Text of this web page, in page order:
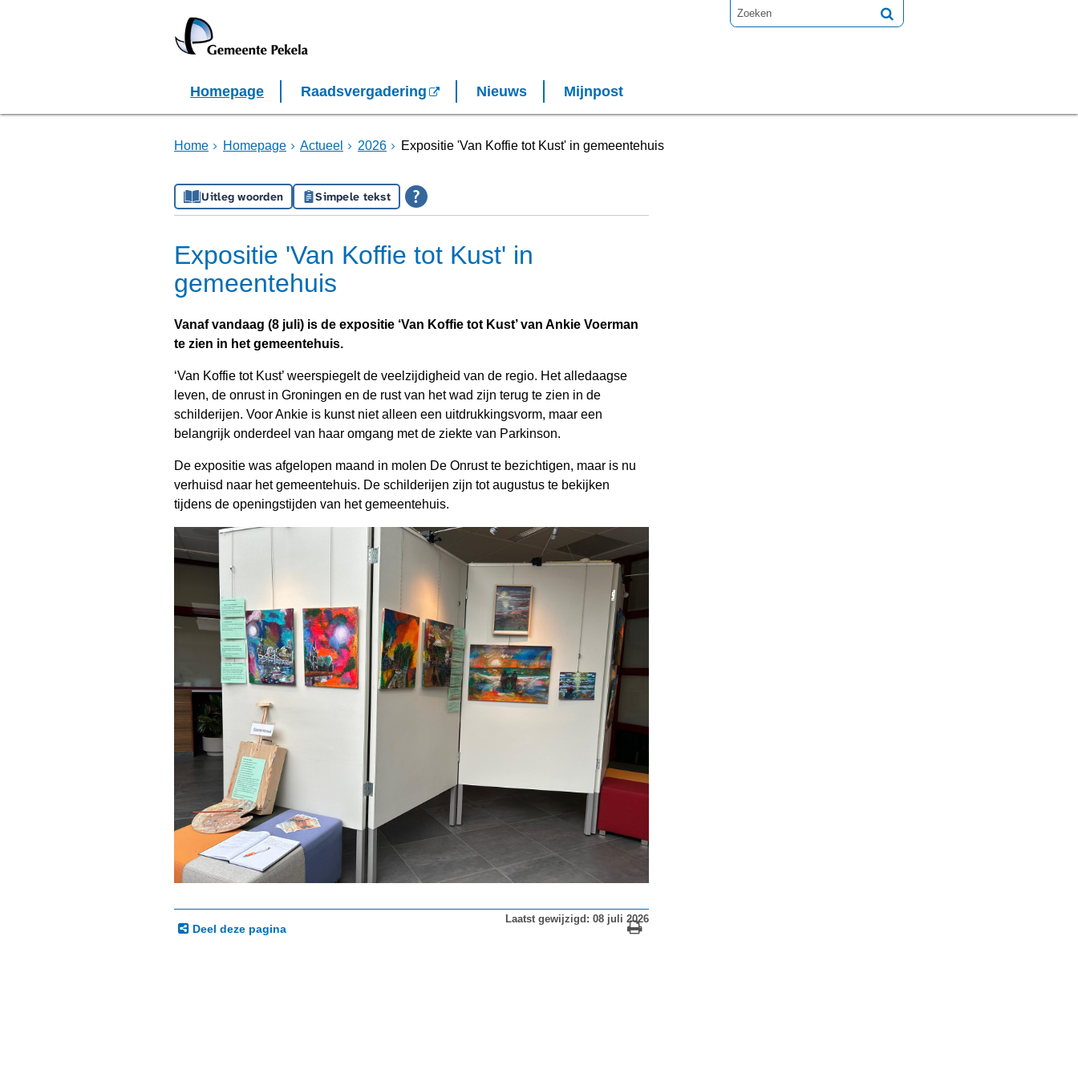
Homepage Raadsvergadering Nieuws Mijnpost
Home Homepage Actueel 2026 Expositie 'Van Koffie tot Kust' in gemeentehuis
Uitleg woorden Simpele tekst
Expositie 'Van Koffie tot Kust' in
gemeentehuis
Vanaf vandaag (8 juli) is de expositie ‘Van Koffie tot Kust’ van Ankie Voerman
te zien in het gemeentehuis.
‘Van Koffie tot Kust’ weerspiegelt de veelzijdigheid van de regio. Het alledaagse
leven, de onrust in Groningen en de rust van het wad zijn terug te zien in de
schilderijen. Voor Ankie is kunst niet alleen een uitdrukkingsvorm, maar een
belangrijk onderdeel van haar omgang met de ziekte van Parkinson.
De expositie was afgelopen maand in molen De Onrust te bezichtigen, maar is nu
verhuisd naar het gemeentehuis. De schilderijen zijn tot augustus te bekijken
tijdens de openingstijden van het gemeentehuis.
Deel deze pagina
Laatst gewijzigd: 08 juli 2026